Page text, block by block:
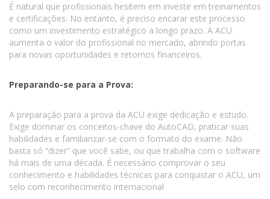
É natural que profissionais hesitem em investir em treinamentos
e certificações. No entanto, é preciso encarar este processo
como um investimento estratégico a longo prazo. A ACU
aumenta o valor do profissional no mercado, abrindo portas
para novas oportunidades e retornos financeiros.
Preparando-se para a Prova:
A preparação para a prova da ACU exige dedicação e estudo.
Exige dominar os conceitos-chave do AutoCAD, praticar suas
habilidades e familiarizar-se com o formato do exame. Não
basta só “dizer” que você sabe, ou que trabalha com o software
há mais de uma década. É necessário comprovar o seu
conhecimento e habilidades técnicas para conquistar o ACU, um
selo com reconhecimento internacional